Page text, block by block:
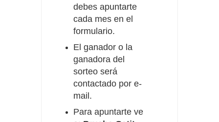
debes apuntarte
cada mes en el
formulario.
El ganador o la
ganadora del
sorteo será
contactado por e-
mail.
Para apuntarte ve